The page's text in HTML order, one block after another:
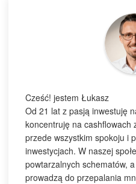
Cześć! jestem Łukasz
Od 21 lat z pasją inwestuję
koncentruję na cashflowach
przede wszystkim spokoju i
inwestycjach. W naszej
powtarzalnych schematów,
prowadzą do przepalania